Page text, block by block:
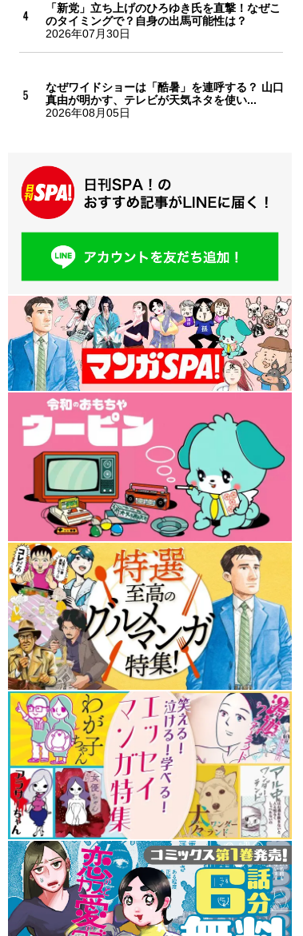
「新党」立ち上げのひろゆき氏を直撃！なぜこ
のタイミングで？自身の出馬可能性は？
2026年07月30日
なぜワイドショーは「酷暑」を連呼する？ 山口
真由が明かす、テレビが天気ネタを使い...
2026年08月05日